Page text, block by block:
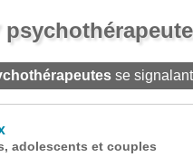
se
adolescents et couples